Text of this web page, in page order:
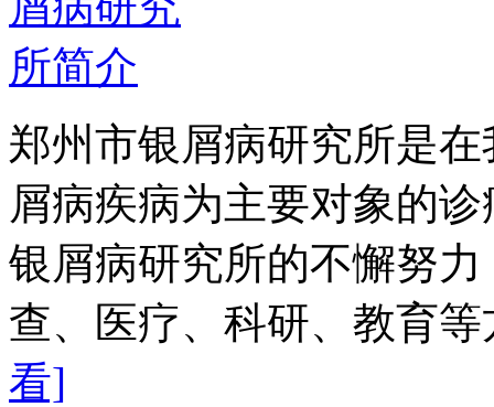
郑州市银屑病研究所是
屑病疾病为主要对象的
银屑病研究所的不懈努
查、医疗、科研、教育
看]